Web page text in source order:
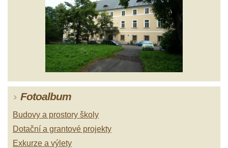
Fotoalbum
Budovy a prostory školy
Dotační a grantové projekty
Exkurze a výlety